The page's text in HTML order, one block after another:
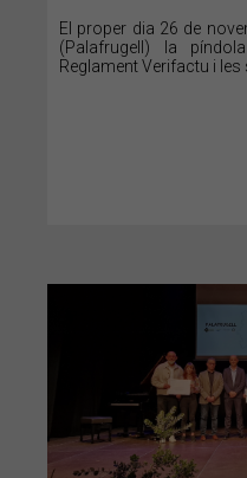
El proper dia 26 de
(Palafrugell) la
Reglament Verifactu i